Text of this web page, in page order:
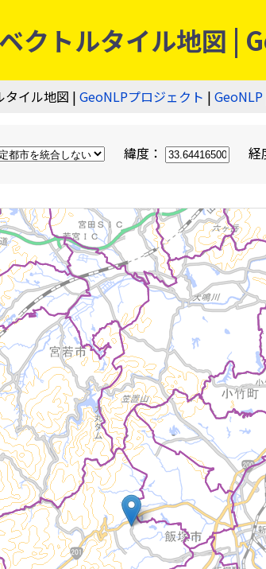
クトルタイル地図 |
タイル地図 | GeoNLPプロジェクト | GeoNLP
緯度： 経